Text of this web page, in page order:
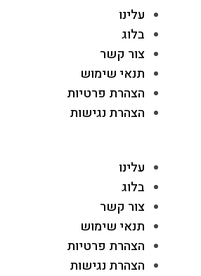
עלינו
בלוג
צור קשר
תנאי שימוש
הצהרת פרטיות
הצהרת נגישות
עלינו
בלוג
צור קשר
תנאי שימוש
הצהרת פרטיות
הצהרת נגישות